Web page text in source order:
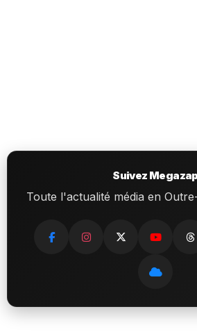
Suivez Megazap
Toute l'actualité média en